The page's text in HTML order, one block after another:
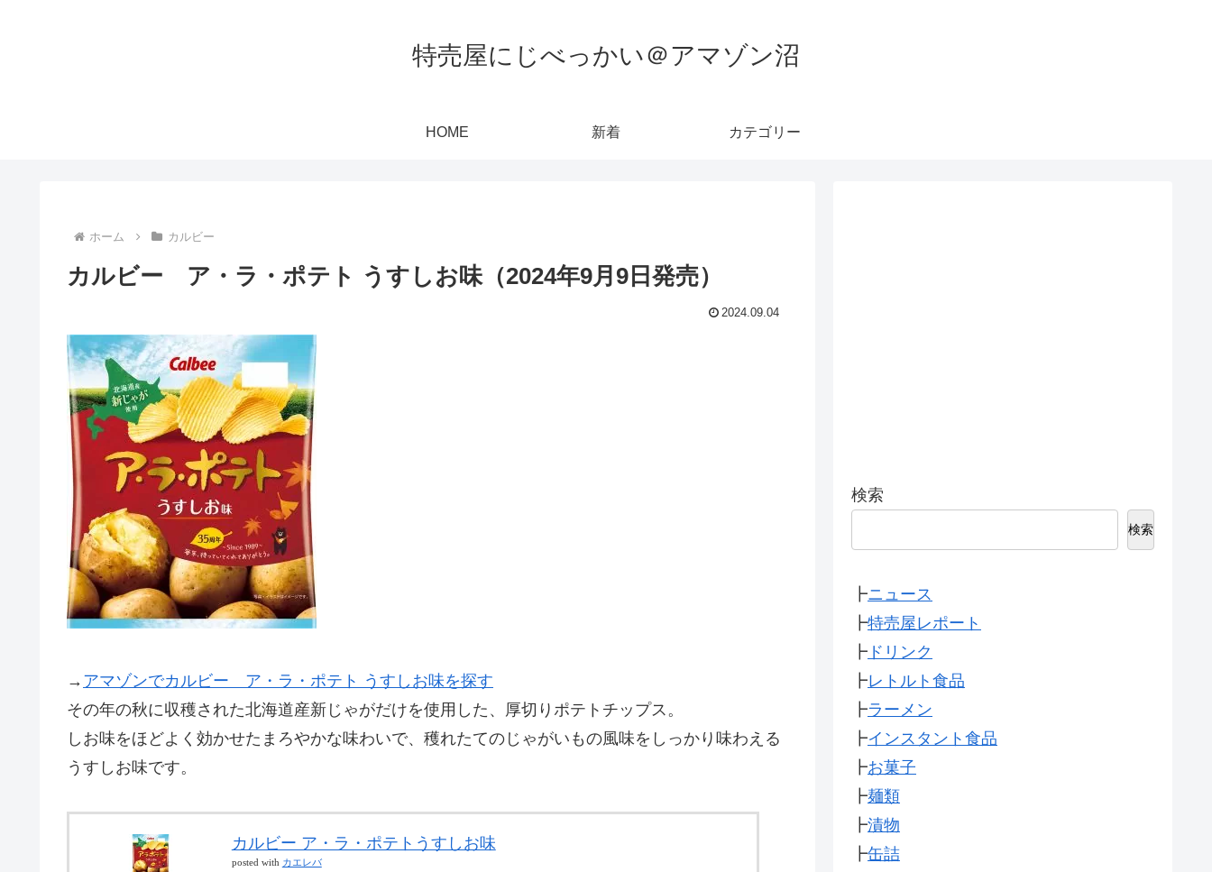
特売屋にじべっかい＠アマゾン沼
HOME 新着 カテゴリー
ホーム カルビー
カルビー ア・ラ・ポテト うすしお味（2024年9月9日発売）
2024.09.04
→ アマゾンでカルビー ア・ラ・ポテト うすしお味を探す
その年の秋に収穫された北海道産新じゃがだけを使用した、厚切りポテトチップス。
しお味をほどよく効かせたまろやかな味わいで、穫れたてのじゃがいもの風味をしっかり味わえる
うすしお味です。
カルビー ア・ラ・ポテトうすしお味
posted with カエレバ
検索
検索
┣ニュース
┣特売屋レポート
┣ ドリンク
┣レトルト食品
┣ラーメン
┣インスタント食品
┣お菓子
┣麺類
┣漬物
┣缶詰